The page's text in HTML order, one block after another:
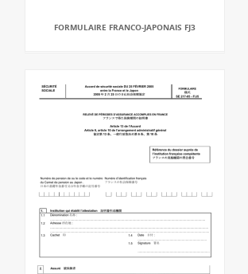
FORMULAIRE FRANCO-JAPONAIS FJ3